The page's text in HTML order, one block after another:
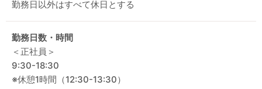
勤務日以外はすべて休日とする
勤務日数・時間
＜正社員＞
9:30-18:30
※休憩1時間（12:30-13:30）